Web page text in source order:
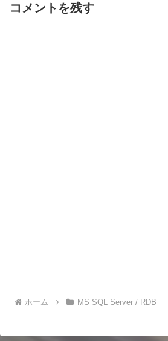
コメントを残す
ホーム MS SQL Server / RDB